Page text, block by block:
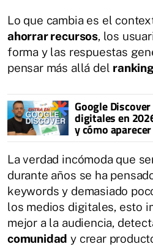
Lo que cambia es el
ahorrar recursos, los
forma y las respuestas
pensar más allá del
Google
digitales en
y cómo aparecer
La verdad incómoda que
durante años se ha
keywords y demasiado
los medios digitales, esto
mejor a la audiencia,
comunidad y crear